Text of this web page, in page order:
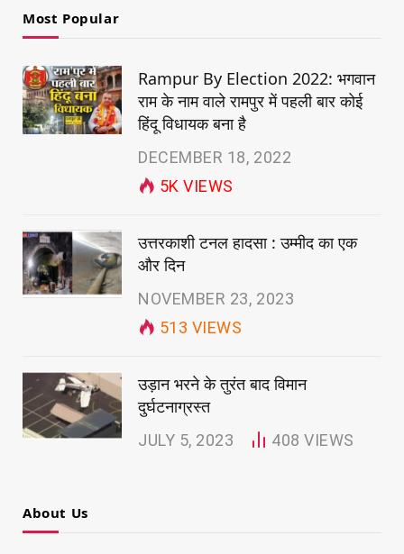
Most Popular
Rampur By Election 2022: भगवान
राम के नाम वाले रामपुर में पहली बार कोई
हिंदू विधायक बना है
DECEMBER 18, 2022
5KVIEWS
उत्तरकाशी टनल हादसा : उम्मीद का एक
और दिन
NOVEMBER 23, 2023
513 VIEWS
उड़ान भरने के तुरंत बाद विमान
दुर्घटनाग्रस्त
JULY 5, 2023 408VIEWS
About Us